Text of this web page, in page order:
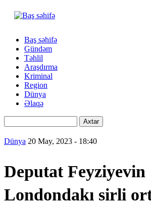
Menu
second
Baş səhifə
Gündəm
Təhlil
Araşdırma
Kriminal
Region
Dünya
Əlaqə
Dünya 20 May, 2023 - 18:40
Deputat Feyziyevin
Londondakı sirli